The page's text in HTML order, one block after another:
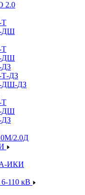
2.0
Т
ДШ
Т
ДШ
ДЗ
ДШ-ДЗ
Т
ДШ
2.0Д
ИКИ
110 кВ